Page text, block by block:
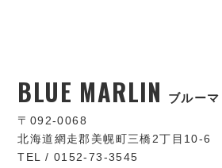
BLUE MARLIN ブルー
〒092-0068
北海道網走郡美幌町三橋2丁目10-6
TEL / 0152-73-3545